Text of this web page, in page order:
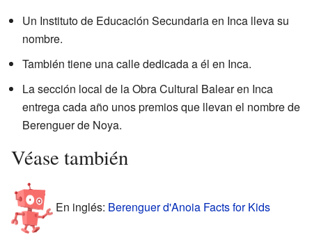
Un Instituto de Educación Secundaria en Inca lleva su
nombre.
También tiene una calle dedicada a él en Inca.
La sección local de la Obra Cultural Balear en Inca
entrega cada año unos premios que llevan el nombre de
Berenguer de Noya.
Véase también
En inglés: Berenguer d'Anoia Facts for Kids